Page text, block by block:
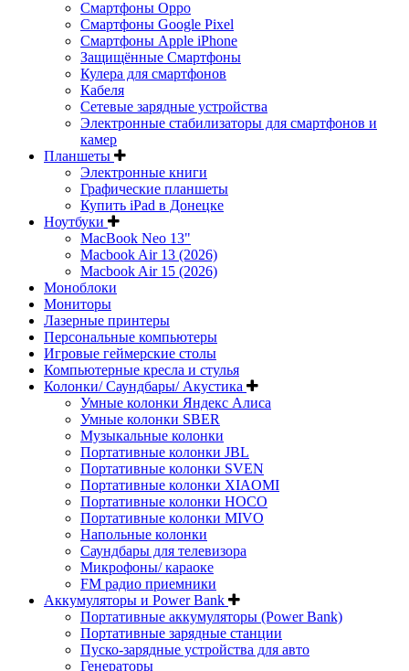
Смартфоны Oppo
Смартфоны Google Pixel
Смартфоны Apple iPhone
Защищённые Смартфоны
Кулера для смартфонов
Кабеля
Сетевые зарядные устройства
Электронные стабилизаторы для смартфонов и
камер
Планшеты
Электронные книги
Графические планшеты
Купить iPad в Донецке
Ноутбуки
MacBook Neo 13"
Macbook Air 13 (2026)
Macbook Air 15 (2026)
Моноблоки
Мониторы
Лазерные принтеры
Персональные компьютеры
Игровые геймерские столы
Компьютерные кресла и стулья
Колонки/ Саундбары/ Акустика
Умные колонки Яндекс Алиса
Умные колонки SBER
Музыкальные колонки
Портативные колонки JBL
Портативные колонки SVEN
Портативные колонки XIAOMI
Портативные колонки HOCO
Портативные колонки MIVO
Напольные колонки
Саундбары для телевизора
Микрофоны/ караоке
FM радио приемники
Аккумуляторы и Power Bank
Портативные аккумуляторы (Power Bank)
Портативные зарядные станции
Пуско-зарядные устройства для авто
Генераторы